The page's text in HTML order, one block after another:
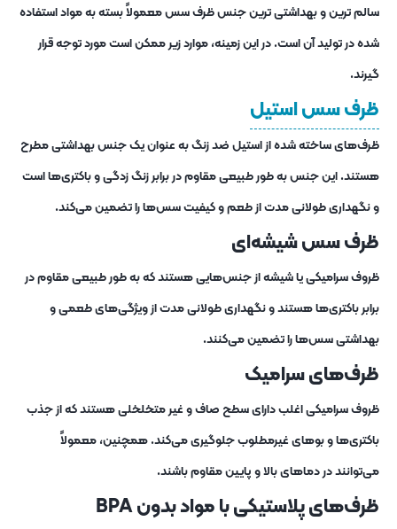
سالم ترین و بهداشتی ترین جنس ظرف سس معمولاً بسته به مواد استفاده
شده در تولید آن است. در این زمینه، موارد زیر ممکن است مورد توجه قرار
گیرند.
ظرف سس استیل
ظرف‌های ساخته شده از استیل ضد زنگ به عنوان یک جنس بهداشتی مطرح
هستند. این جنس به طور طبیعی مقاوم در برابر زنگ ‌زدگی و باکتری‌ها است
و نگهداری طولانی ‌مدت از طعم و کیفیت سس‌ها را تضمین می‌کند.
ظرف‌ سس شیشه‌ای
ظروف سرامیکی یا شیشه از جنس‌هایی هستند که به طور طبیعی مقاوم در
برابر باکتری‌ها هستند و نگهداری طولانی مدت از ویژگی‌های طعمی و
بهداشتی سس‌ها را تضمین می‌کنند.
ظرف‌های سرامیک
ظروف سرامیکی اغلب دارای سطح صاف و غیر متخلخلی هستند که از جذب
باکتری‌ها و بوهای غیرمطلوب جلوگیری می‌کند. همچنین، معمولاً
می‌توانند در دماهای بالا و پایین مقاوم باشند.
ظرف‌های پلاستیکی با مواد بدونBPA